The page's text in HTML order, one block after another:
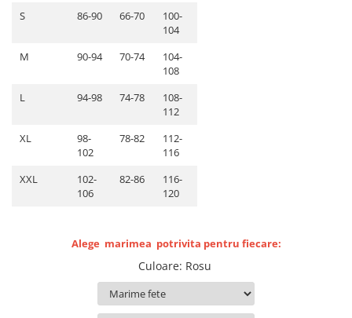
Cadouri craciun copii
Sticlă pentru apa Personalizată
Seturi cadou pentru copii KID's Collection
Cadouri Cuplu
Pijamale de CRACIUN
Halate si capoate
Halate si pijamale Family
S
86-90 66-70
100-
104
M
90-94 70-74
104-
108
L
94-98 74-78
108-
112
XL
98-
102
78-82
112-
116
XXL
102-
106
82-86
116-
120
Alege marimea potrivita pentru fiecare:
Culoare: Rosu